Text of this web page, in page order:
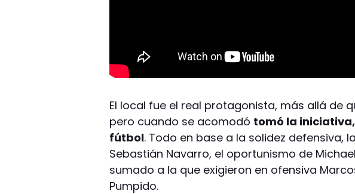
El local fue el real protagonista, más allá de
pero cuando se acomodó tomó la
fútbol. Todo en base a la solidez defensiva,
Sebastián Navarro, el oportunismo de
sumado a la que exigieron en ofensiva
Pumpido.